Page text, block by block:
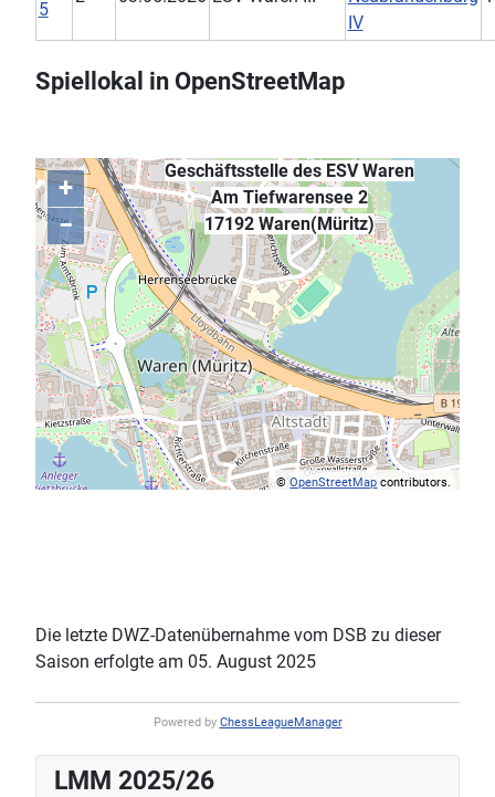
5
IV
Spiellokal in OpenStreetMap
+
−
©OpenStreetMap contributors.
Geschäftsstelle des ESV Waren
Am Tiefwarensee 2
17192 Waren(Müritz)
,
Die letzte DWZ-Datenübernahme vom DSB zu dieser
Saison erfolgte am 05. August 2025
Powered by ChessLeagueManager
LMM 2025/26